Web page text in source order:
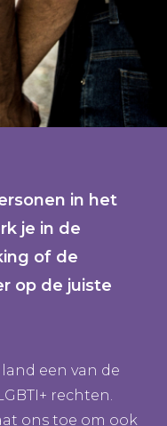
in het
je in de
of de
op de juiste
een van de
rechten.
ons toe om ook